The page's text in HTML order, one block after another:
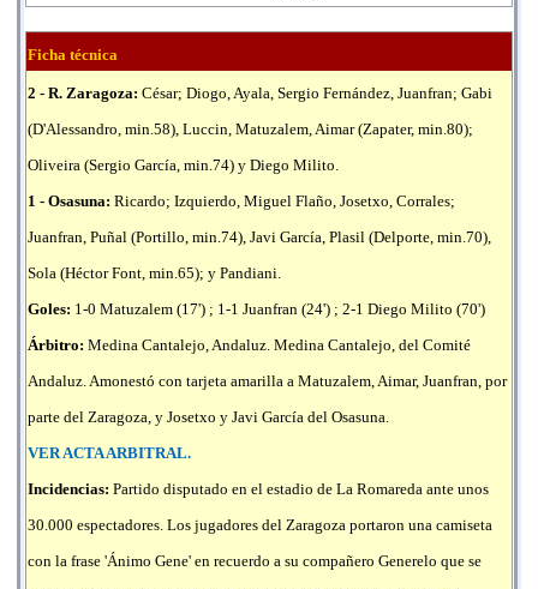
Ficha técnica
2 - R. Zaragoza: César; Diogo, Ayala, Sergio Fernández, Juanfran; Gabi
(D'Alessandro, min.58), Luccin, Matuzalem, Aimar (Zapater, min.80);
Oliveira (Sergio García, min.74) y Diego Milito.
1 - Osasuna: Ricardo; Izquierdo, Miguel Flaño, Josetxo, Corrales;
Juanfran, Puñal (Portillo, min.74), Javi García, Plasil (Delporte, min.70),
Sola (Héctor Font, min.65); y Pandiani.
Goles: 1-0 Matuzalem (17') ; 1-1 Juanfran (24') ; 2-1 Diego Milito (70')
Árbitro: Medina Cantalejo, Andaluz. Medina Cantalejo, del Comité
Andaluz. Amonestó con tarjeta amarilla a Matuzalem, Aimar, Juanfran, por
parte del Zaragoza, y Josetxo y Javi García del Osasuna.
VER ACTA ARBITRAL.
Incidencias: Partido disputado en el estadio de La Romareda ante unos
30.000 espectadores. Los jugadores del Zaragoza portaron una camiseta
con la frase 'Ánimo Gene' en recuerdo a su compañero Generelo que se